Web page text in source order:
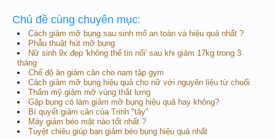
Chủ đề cùng chuyên mục:
Cách giảm mỡ bụng sau sinh mổ an toàn và hiệu quả nhất ?
Phẫu thuật hút mỡ bụng
Nữ sinh 9x đẹp 'không thể tin nổi' sau khi giảm 17kg trong 3
tháng
Chế độ ăn giảm cân cho nam tập gym
Cách giảm mỡ bụng hiệu quả cho nữ với nguyên liệu từ chuối
Thẩm mỹ giảm mỡ vùng thắt lưng
Gập bụng có làm giảm mỡ bụng hiệu quả hay không?
Bí quyết giảm cân của Trinh "tây"
Máy giảm béo mặt nào tốt nhất ?
Tuyệt chiêu giúp bạn giảm béo bụng hiệu quả nhất